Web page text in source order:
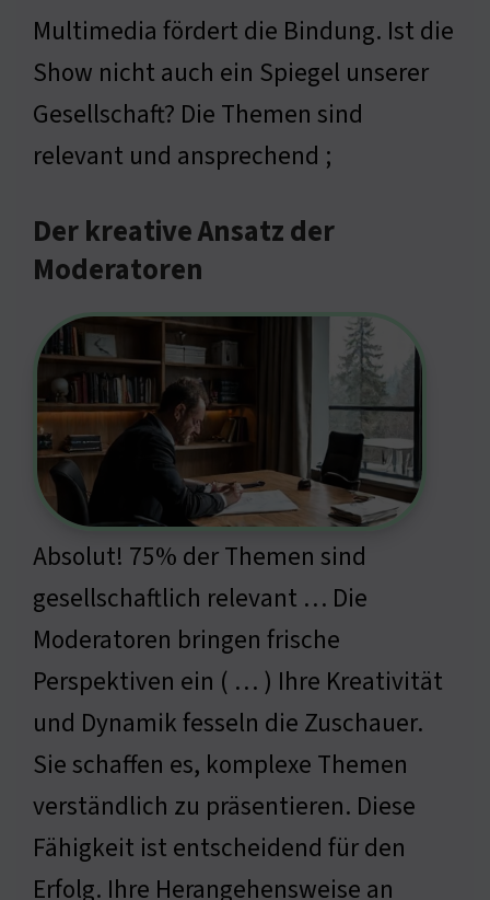
Multimedia fördert die Bindung. Ist die
Show nicht auch ein Spiegel unserer
Gesellschaft? Die Themen sind
relevant und ansprechend ;
Der kreative Ansatz der
Moderatoren
Absolut! 75% der Themen sind
gesellschaftlich relevant … Die
Moderatoren bringen frische
Perspektiven ein ( … ) Ihre Kreativität
und Dynamik fesseln die Zuschauer.
Sie schaffen es, komplexe Themen
verständlich zu präsentieren. Diese
Fähigkeit ist entscheidend für den
Erfolg. Ihre Herangehensweise an